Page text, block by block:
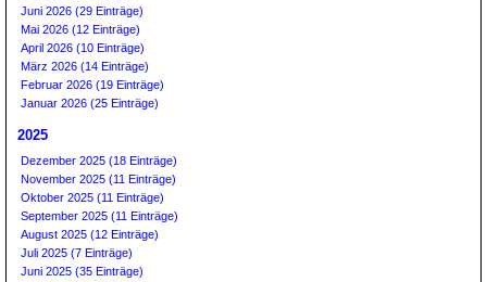
Juni 2026 (29 Einträge)
Mai 2026 (12 Einträge)
April 2026 (10 Einträge)
März 2026 (14 Einträge)
Februar 2026 (19 Einträge)
Januar 2026 (25 Einträge)
2025
Dezember 2025 (18 Einträge)
November 2025 (11 Einträge)
Oktober 2025 (11 Einträge)
September 2025 (11 Einträge)
August 2025 (12 Einträge)
Juli 2025 (7 Einträge)
Juni 2025 (35 Einträge)